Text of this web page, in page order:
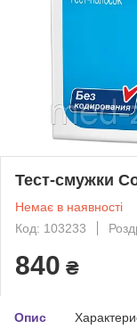
Тест-смужки
Немає в наявності
Код: 103233
840 ₴
Опис